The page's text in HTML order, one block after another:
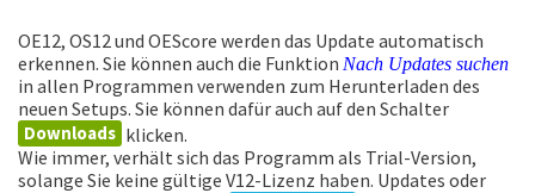
OE12, OS12 und OEScore werden das Update automatisch
erkennen. Sie können auch die Funktion Nach Updates suchen
in allen Programmen verwenden zum Herunterladen des
neuen Setups. Sie können dafür auch auf den Schalter
Downloads klicken.
Wie immer, verhält sich das Programm als Trial-Version,
solange Sie keine gültige V12-Lizenz haben. Updates oder